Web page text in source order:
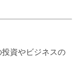
資やビジネスの